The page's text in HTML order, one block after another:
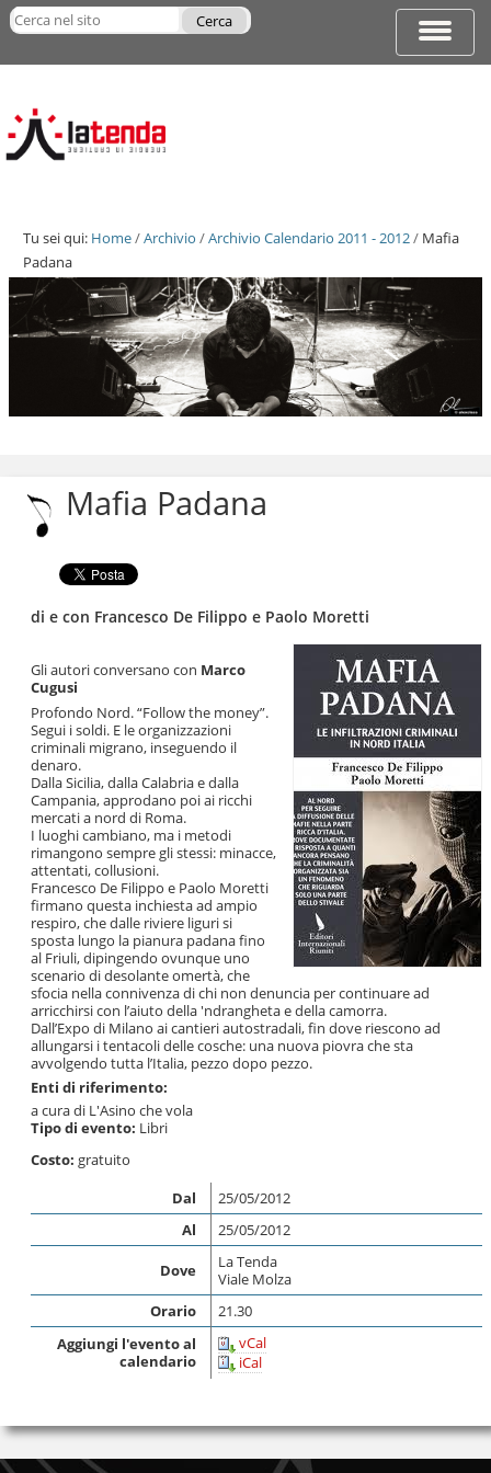
Salta
ai
|
navigazione
Espandi
di
Cerca nel sito
avanzata…
Tu sei qui: Home/Archivio /Archivio Calendario 2011 - 2012/ Mafia
Padana
Salta
navigazione
Mafia Padana
di e con Francesco De Filippo e Paolo Moretti
Gli autori conversano con Marco
Cugusi
Profondo Nord. “Follow the money”.
Segui i soldi. E le organizzazioni
criminali migrano, inseguendo il
denaro.
Dalla Sicilia, dalla Calabria e dalla
Campania, approdano poi ai ricchi
mercati a nord di Roma.
I luoghi cambiano, ma i metodi
rimangono sempre gli stessi: minacce,
attentati, collusioni.
Francesco De Filippo e Paolo Moretti
firmano questa inchiesta ad ampio
respiro, che dalle riviere liguri si
sposta lungo la pianura padana fino
al Friuli, dipingendo ovunque uno
scenario di desolante omertà, che
sfocia nella connivenza di chi non denuncia per continuare ad
arricchirsi con l’aiuto della 'ndrangheta e della camorra.
Dall’Expo di Milano ai cantieri autostradali, fin dove riescono ad
allungarsi i tentacoli delle cosche: una nuova piovra che sta
avvolgendo tutta l’Italia, pezzo dopo pezzo.
Enti di riferimento:
a cura di L'Asino che vola
Tipo di evento: Libri
Costo: gratuito
Dal
25/05/2012
Al
25/05/2012
Dove
La Tenda
Viale Molza
Orario
21.30
Aggiungi l'evento al
calendario
vCal
iCal